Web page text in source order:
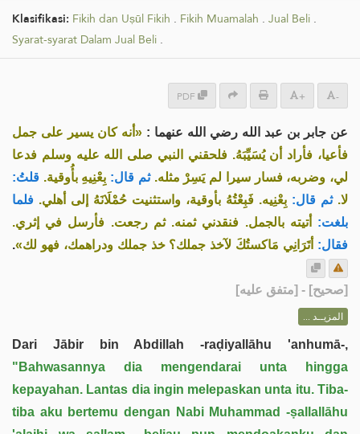
Klasifikasi: Fikih dan Uṣūl Fikih . Fikih Muamalah . Jual Beli .
Syarat-syarat Dalam Jual Beli .
PDF + -
عن جابر بن عبد الله رضي الله عنهما : «أنه كان يسير على جمل
فأعيا، فأراد أن يُسَيِّبَهُ. فلحقني النبي صلى الله عليه وسلم فدعا
لي، وضربه، فسار سيرا لم يَسِرْ مثله. ثم قال: بِعْنِيهِ بأُوقية. قلتُ:
لا. ثم قال: بِعْنِيه. فَبِعْتُهُ بأوقية، واستثنيت حُمْلَانَهُ إلى أهلي. فلما
بلغت: أتيته بالجمل. فنقدني ثمنه. ثم رجعت. فأرسل في إثري.
فقال: أتَرَانِي مَاكستُكَ لآخذ جملك؟ خذ جملك ودراهمك، فهو لك».
[صحيح] - [متفق عليه]
المزيــد ...
Dari Jābir bin Abdillah -raḍiyallāhu 'anhumā-,
"Bahwasannya dia mengendarai unta hingga
kepayahan. Lantas dia ingin melepaskan unta itu. Tiba-
tiba aku bertemu dengan Nabi Muhammad -ṣallallāhu